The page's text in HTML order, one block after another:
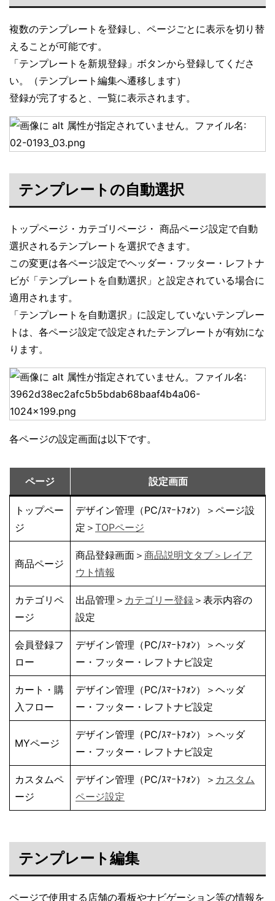
複数のテンプレートを登録し、ページごとに表示を切り替
えることが可能です。
「テンプレートを新規登録」ボタンから登録してくださ
い。（テンプレート編集へ遷移します）
登録が完了すると、一覧に表示されます。
テンプレートの自動選択
トップページ・カテゴリページ・ 商品ページ設定で自動
選択されるテンプレートを選択できます。
この変更は各ページ設定でヘッダー・フッター・レフトナ
ビが「テンプレートを自動選択」と設定されている場合に
適用されます。
「テンプレートを自動選択」に設定していないテンプレー
トは、各ページ設定で設定されたテンプレートが有効にな
ります。
各ページの設定画面は以下です。
ページ 設定画面
トップペー
ジ
デザイン管理（PC/ｽﾏｰﾄﾌｫﾝ）＞ページ設
定＞ TOPページ
商品ページ
商品登録画面＞ 商品説明文タブ＞レイア
ウト情報
カテゴリペ
ージ
出品管理＞ カテゴリー登録 ＞表示内容の
設定
会員登録フ
ロー
デザイン管理（PC/ｽﾏｰﾄﾌｫﾝ）＞ヘッダ
ー・フッター・レフトナビ設定
カート・購
入フロー
デザイン管理（PC/ｽﾏｰﾄﾌｫﾝ）＞ヘッダ
ー・フッター・レフトナビ設定
MYページ
デザイン管理（PC/ｽﾏｰﾄﾌｫﾝ）＞ヘッダ
ー・フッター・レフトナビ設定
カスタムペ
ージ
デザイン管理（PC/ｽﾏｰﾄﾌｫﾝ）＞ カスタム
ページ設定
テンプレート編集
ページで使用する店舗の看板やナビゲーション等の情報を